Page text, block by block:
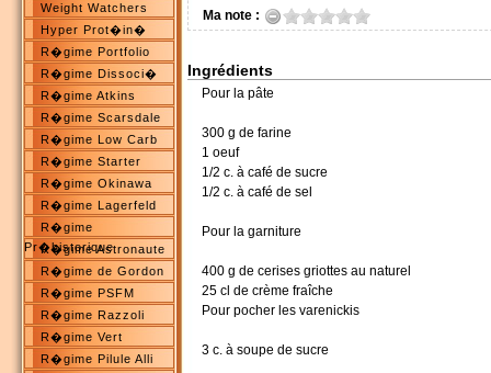
Weight Watchers
Hyper Prot�in�
R�gime Portfolio
R�gime Dissoci�
R�gime Atkins
R�gime Scarsdale
R�gime Low Carb
R�gime Starter
R�gime Okinawa
R�gime Lagerfeld
R�gime
Pr�historique
R�gime Astronaute
R�gime de Gordon
R�gime PSFM
R�gime Razzoli
R�gime Vert
R�gime Pilule Alli
Ma note :
Ingrédients
Pour la pâte
300 g de farine
1 oeuf
1/2 c. à café de sucre
1/2 c. à café de sel
Pour la garniture
400 g de cerises griottes au naturel
25 cl de crème fraîche
Pour pocher les varenickis
3 c. à soupe de sucre